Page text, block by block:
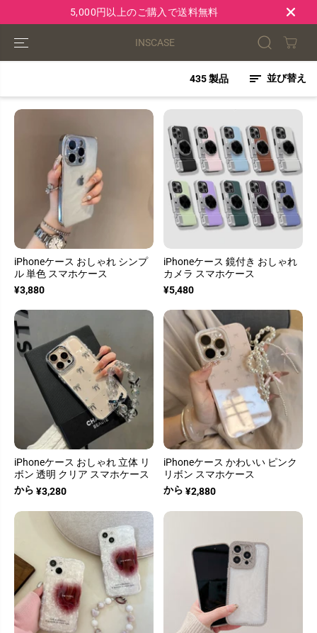
コンテンツにス5,000円以上のご購入で送料無料
INSCASE
435 製品 並び替え
iPhoneケース おしゃれ シンプ
ル 単色 スマホケース
¥3,880
iPhoneケース 鏡付き おしゃれ
カメラ スマホケース
¥5,480
iPhoneケース おしゃれ 立体 リ
ボン 透明 クリア スマホケース
から ¥3,280
iPhoneケース かわいい ピンク
リボン スマホケース
から ¥2,880